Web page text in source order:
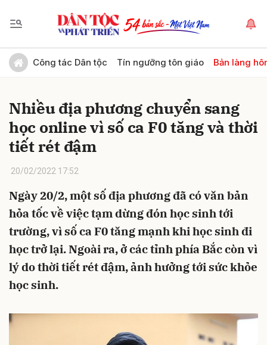
Công tác Dân tộc Tín ngưỡng tôn giáo Bản làng
Nhiều địa phương chuyển sang
học online vì số ca F0 tăng và thời
tiết rét đậm
20/02/2022 17:52
Ngày 20/2, một số địa phương đã có văn bản
hỏa tốc về việc tạm dừng đón học sinh tới
trường, vì số ca F0 tăng mạnh khi học sinh đi
học trở lại. Ngoài ra, ở các tỉnh phía Bắc còn vì
lý do thời tiết rét đậm, ảnh hưởng tới sức khỏe
học sinh.
Gửi bình luận